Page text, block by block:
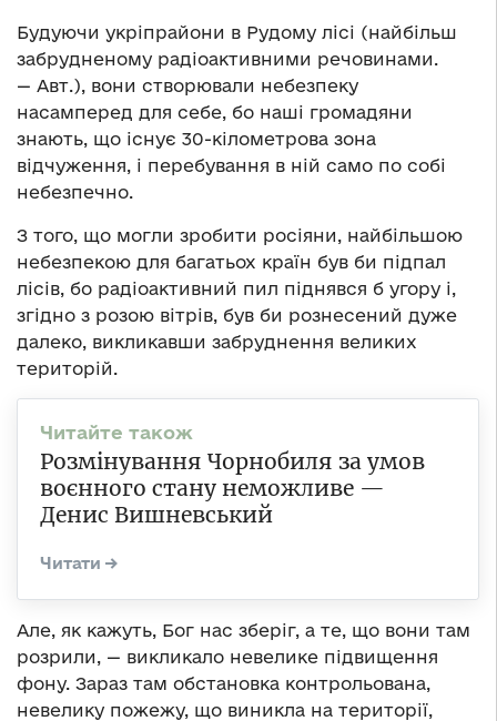
Будуючи укріпрайони в Рудому лісі (найбільш
забрудненому радіоактивними речовинами.
— Авт.), вони створювали небезпеку
насамперед для себе, бо наші громадяни
знають, що існує 30-кілометрова зона
відчуження, і перебування в ній само по собі
небезпечно.
З того, що могли зробити росіяни, найбільшою
небезпекою для багатьох країн був би підпал
лісів, бо радіоактивний пил піднявся б угору і,
згідно з розою вітрів, був би рознесений дуже
далеко, викликавши забруднення великих
територій.
Розмінування Чорнобиля за умов
воєнного стану неможливе —
Денис Вишневський
Але, як кажуть, Бог нас зберіг, а те, що вони там
розрили, — викликало невелике підвищення
фону. Зараз там обстановка контрольована,
невелику пожежу, що виникла на території,